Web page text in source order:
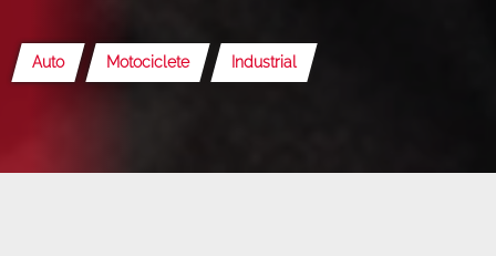
Auto Motociclete Industrial